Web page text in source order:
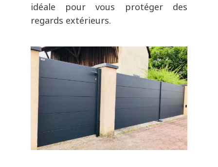
idéale pour vous protéger des
regards extérieurs.